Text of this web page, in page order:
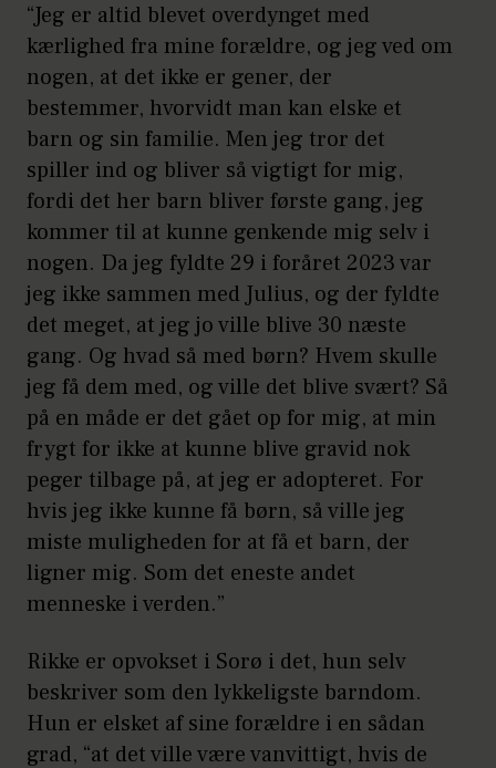
“Jeg er altid blevet overdynget med
kærlighed fra mine forældre, og jeg ved om
nogen, at det ikke er gener, der
bestemmer, hvorvidt man kan elske et
barn og sin familie. Men jeg tror det
spiller ind og bliver så vigtigt for mig,
fordi det her barn bliver første gang, jeg
kommer til at kunne genkende mig selv i
nogen. Da jeg fyldte 29 i foråret 2023 var
jeg ikke sammen med Julius, og der fyldte
det meget, at jeg jo ville blive 30 næste
gang. Og hvad så med børn? Hvem skulle
jeg få dem med, og ville det blive svært? Så
på en måde er det gået op for mig, at min
frygt for ikke at kunne blive gravid nok
peger tilbage på, at jeg er adopteret. For
hvis jeg ikke kunne få børn, så ville jeg
miste muligheden for at få et barn, der
ligner mig. Som det eneste andet
menneske i verden.”
Rikke er opvokset i Sorø i det, hun selv
beskriver som den lykkeligste barndom.
Hun er elsket af sine forældre i en sådan
grad, “at det ville være vanvittigt, hvis de